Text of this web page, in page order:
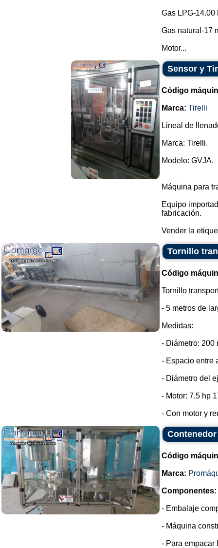
Gas LPG-14.00
Gas natural-17
Motor...
Sensor y
Código
Marca: Tirelli
Lineal de
Marca: Tirelli.
Modelo: GVJA.
Máquina para
Equipo
fabricación.
Vender la
Tornillo
Código
Tornillo
- 5 metros de
Medidas:
- Diámetro: 200
- Espacio entre
- Diámetro del
- Motor: 7,5 hp
- Con motor y
Código
Marca:
Componentes:
- Embalaje
- Máquina
- Para empacar